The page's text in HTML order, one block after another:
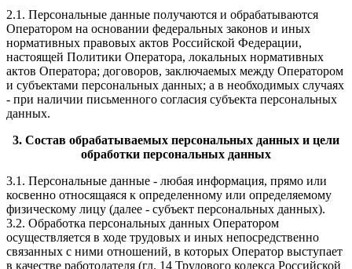
2.1. Персональные данные получаются и обрабатываются
Оператором на основании федеральных законов и иных
нормативных правовых актов Российской Федерации,
настоящей Политики Оператора, локальных нормативных
актов Оператора; договоров, заключаемых между Оператором
и субъектами персональных данных; а в необходимых случаях
- при наличии письменного согласия субъекта персональных
данных.
3. Состав обрабатываемых персональных данных и цели
обработки персональных данных
3.1. Персональные данные - любая информация, прямо или
косвенно относящаяся к определенному или определяемому
физическому лицу (далее - субъект персональных данных).
3.2. Обработка персональных данных Оператором
осуществляется в ходе трудовых и иных непосредственно
связанных с ними отношений, в которых Оператор выступает
в качестве работодателя (гл. 14 Трудового кодекса Российской